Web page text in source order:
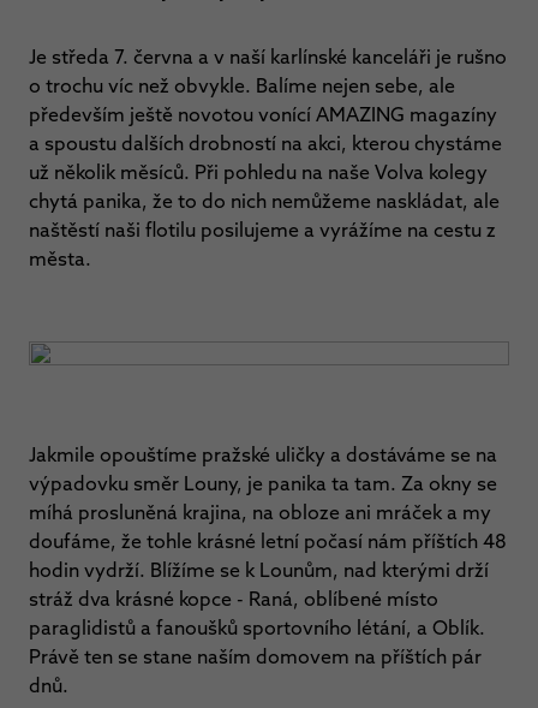
Je středa 7. června a v naší karlínské kanceláři je rušno
o trochu víc než obvykle. Balíme nejen sebe, ale
především ještě novotou vonící AMAZING magazíny
a spoustu dalších drobností na akci, kterou chystáme
už několik měsíců. Při pohledu na naše Volva kolegy
chytá panika, že to do nich nemůžeme naskládat, ale
naštěstí naši flotilu posilujeme a vyrážíme na cestu z
města.
Jakmile opouštíme pražské uličky a dostáváme se na
výpadovku směr Louny, je panika ta tam. Za okny se
míhá prosluněná krajina, na obloze ani mráček a my
doufáme, že tohle krásné letní počasí nám příštích 48
hodin vydrží. Blížíme se k Lounům, nad kterými drží
stráž dva krásné kopce - Raná, oblíbené místo
paraglidistů a fanoušků sportovního létání, a Oblík.
Právě ten se stane naším domovem na příštích pár
dnů.